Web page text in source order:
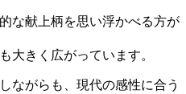
な献上柄を思い浮かべる方が
大きく広がっています。
ながらも、現代の感性に合う